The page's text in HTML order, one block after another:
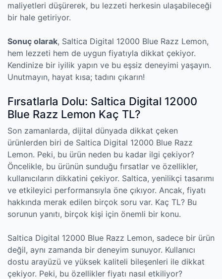
maliyetleri düşürerek, bu lezzeti herkesin ulaşabileceği
bir hale getiriyor.
Sonuç olarak, Saltica Digital 12000 Blue Razz Lemon,
hem lezzeti hem de uygun fiyatıyla dikkat çekiyor.
Kendinize bir iyilik yapın ve bu eşsiz deneyimi yaşayın.
Unutmayın, hayat kısa; tadını çıkarın!
Fırsatlarla Dolu: Saltica Digital 12000
Blue Razz Lemon Kaç TL?
Son zamanlarda, dijital dünyada dikkat çeken
ürünlerden biri de Saltica Digital 12000 Blue Razz
Lemon. Peki, bu ürün neden bu kadar ilgi çekiyor?
Öncelikle, bu ürünün sunduğu fırsatlar ve özellikler,
kullanıcıların dikkatini çekiyor. Saltica, yenilikçi tasarımı
ve etkileyici performansıyla öne çıkıyor. Ancak, fiyatı
hakkında merak edilen birçok soru var. Kaç TL? Bu
sorunun yanıtı, birçok kişi için önemli bir konu.
Saltica Digital 12000 Blue Razz Lemon, sadece bir ürün
değil, aynı zamanda bir deneyim sunuyor. Kullanıcı
dostu arayüzü ve yüksek kaliteli bileşenleri ile dikkat
çekiyor. Peki, bu özellikler fiyatı nasıl etkiliyor?